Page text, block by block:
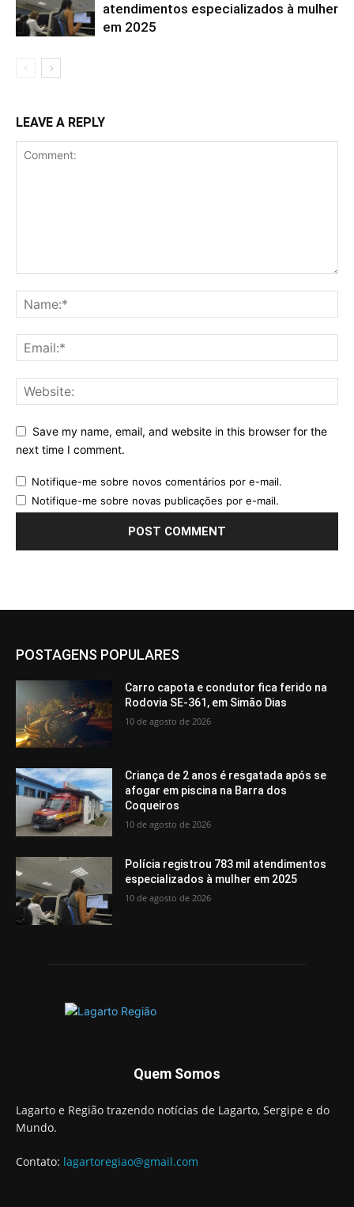
atendimentos especializados à mulher
em 2025
LEAVE A REPLY
Save my name, email, and website in this browser for the
next time I comment.
Notifique-me sobre novos comentários por e-mail.
Notifique-me sobre novas publicações por e-mail.
POSTAGENS POPULARES
Carro capota e condutor fica ferido na
Rodovia SE-361, em Simão Dias
10 de agosto de 2026
Criança de 2 anos é resgatada após se
afogar em piscina na Barra dos
Coqueiros
10 de agosto de 2026
Polícia registrou 783 mil atendimentos
especializados à mulher em 2025
10 de agosto de 2026
Quem Somos
Lagarto e Região trazendo notícias de Lagarto, Sergipe e do
Mundo.
Contato: lagartoregiao@gmail.com